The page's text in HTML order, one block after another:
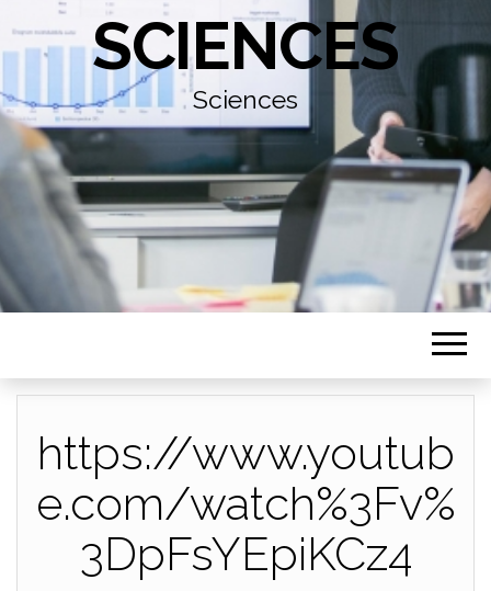
SCIENCES
Sciences
https://www.youtub
e.com/watch%3Fv%
3DpFsYEpiKCz4